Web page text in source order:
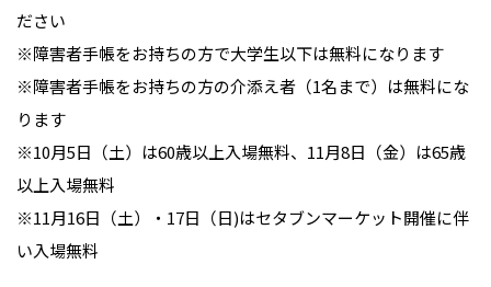
ださい
※障害者手帳をお持ちの方で大学生以下は無料になります
※障害者手帳をお持ちの方の介添え者（1名まで）は無料にな
ります
※10月5日（土）は60歳以上入場無料、11月8日（金）は65歳
以上入場無料
※11月16日（土）・17日（日)はセタブンマーケット開催に伴
い入場無料